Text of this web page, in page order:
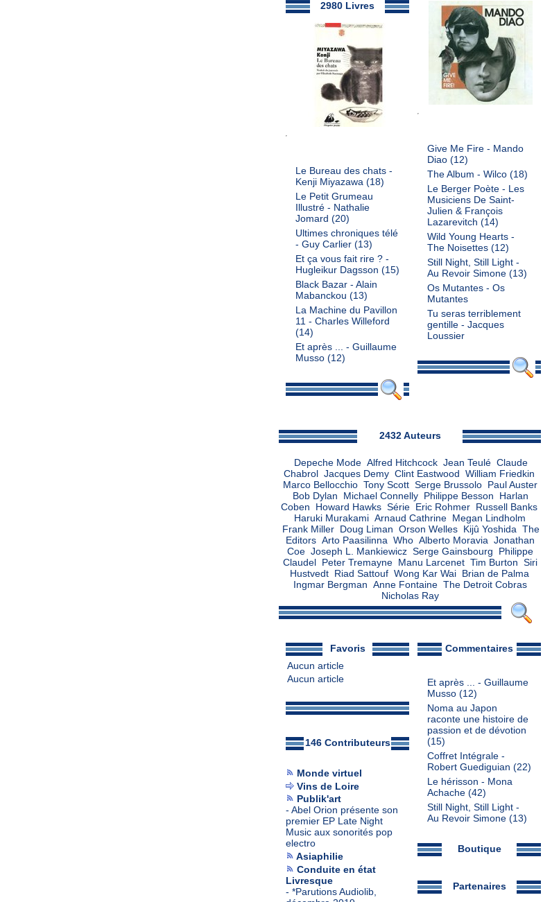
Give Me Fire - Mando
Diao(12)
The Album - Wilco(18)
Le Berger Poète - Les
Musiciens De Saint-
Julien & François
Lazarevitch (14)
Wild Young Hearts -
The Noisettes(12)
Still Night, Still Light -
Au Revoir Simone(13)
Os Mutantes - Os
Mutantes
Tu seras terriblement
gentille - Jacques
Loussier
2980 Livres
Le Bureau des chats -
Kenji Miyazawa(18)
Le Petit Grumeau
Illustré - Nathalie
Jomard (20)
Ultimes chroniques télé
- Guy Carlier(13)
Et ça vous fait rire ? -
Hugleikur Dagsson (15)
Black Bazar - Alain
Mabanckou (13)
La Machine du Pavillon
11 - Charles Willeford
(14)
Et après ... - Guillaume
Musso(12)
2432 Auteurs
Depeche Mode Alfred Hitchcock Jean Teulé Claude
Chabrol
Jacques Demy Clint Eastwood
William Friedkin
Marco Bellocchio Tony Scott Serge Brussolo
Paul Auster
Bob Dylan
Michael Connelly Philippe Besson
Harlan
Coben
Howard Hawks Série Eric Rohmer
Russell Banks
Haruki Murakami Arnaud Cathrine
Megan Lindholm
Frank Miller
Doug Liman Orson Welles Kijû Yoshida The
Editors Arto Paasilinna Who Alberto Moravia Jonathan
Coe Joseph L. Mankiewicz Serge Gainsbourg
Philippe
Claudel
Peter Tremayne Manu Larcenet Tim Burton Siri
Hustvedt
Riad Sattouf Wong Kar Wai
Brian de Palma
Ingmar Bergman Anne Fontaine The Detroit Cobras
Nicholas Ray
Commentaires
Et après ... - Guillaume
Musso(12)
Noma au Japon
raconte une histoire de
passion et de dévotion
(15)
Coffret Intégrale -
Robert Guediguian (22)
Le hérisson - Mona
Achache(42)
Still Night, Still Light -
Au Revoir Simone(13)
Boutique
Partenaires
Favoris
Aucun article
Aucun article
146 Contributeurs
Monde virtuel
Vins de Loire
Publik'art
- Abel Orion présente son
premier EP Late Night
Music aux sonorités pop
electro
Asiaphilie
Conduite en état
Livresque
- *Parutions Audiolib,